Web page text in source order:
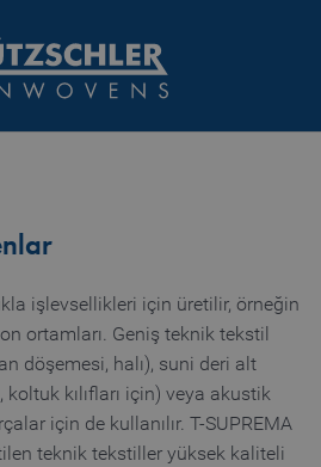
işlevsellikleri için üretilir, örneğin
ortamları. Geniş teknik tekstil
döşemesi, halı), suni deri alt
kılıfları için) veya akustik
için de kullanılır. T-SUPREMA
teknik tekstiller yüksek kaliteli